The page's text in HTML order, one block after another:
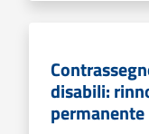
disabili:
permanente